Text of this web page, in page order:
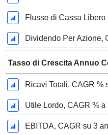
Dividendo Per Azione,
Tasso di Crescita Annuo
Ricavi Totali, CAGR %
Utile Lordo, CAGR % a
EBITDA, CAGR su 3